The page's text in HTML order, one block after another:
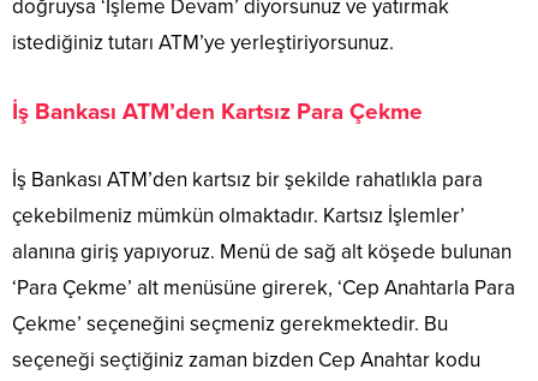
doğruysa ‘İşleme Devam’ diyorsunuz ve yatırmak
istediğiniz tutarı ATM’ye yerleştiriyorsunuz.
İş Bankası ATM’den Kartsız Para Çekme
İş Bankası ATM’den kartsız bir şekilde rahatlıkla para
çekebilmeniz mümkün olmaktadır. Kartsız İşlemler’
alanına giriş yapıyoruz. Menü de sağ alt köşede bulunan
‘Para Çekme’ alt menüsüne girerek, ‘Cep Anahtarla Para
Çekme’ seçeneğini seçmeniz gerekmektedir. Bu
seçeneği seçtiğiniz zaman bizden Cep Anahtar kodu